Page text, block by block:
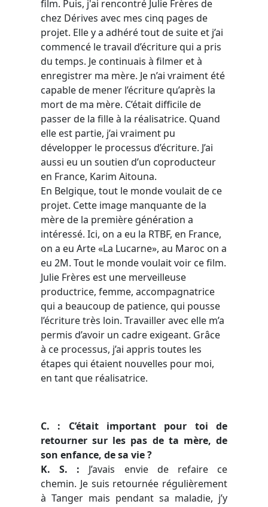
film. Puis, j'ai rencontré Julie Frères de
chez Dérives avec mes cinq pages de
projet. Elle y a adhéré tout de suite et j’ai
commencé le travail d’écriture qui a pris
du temps. Je continuais à filmer et à
enregistrer ma mère. Je n’ai vraiment été
capable de mener l’écriture qu’après la
mort de ma mère. C’était difficile de
passer de la fille à la réalisatrice. Quand
elle est partie, j’ai vraiment pu
développer le processus d’écriture. J’ai
aussi eu un soutien d’un coproducteur
en France, Karim Aitouna.
En Belgique, tout le monde voulait de ce
projet. Cette image manquante de la
mère de la première génération a
intéressé. Ici, on a eu la RTBF, en France,
on a eu Arte «La Lucarne», au Maroc on a
eu 2M. Tout le monde voulait voir ce film.
Julie Frères est une merveilleuse
productrice, femme, accompagnatrice
qui a beaucoup de patience, qui pousse
l’écriture très loin. Travailler avec elle m’a
permis d’avoir un cadre exigeant. Grâce
à ce processus, j’ai appris toutes les
étapes qui étaient nouvelles pour moi,
en tant que réalisatrice.
C. : C’était important pour toi de
retourner sur les pas de ta mère, de
son enfance, de sa vie ?
K. S. : J’avais envie de refaire ce
chemin. Je suis retournée régulièrement
à Tanger mais pendant sa maladie, j’y